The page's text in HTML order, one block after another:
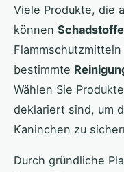
Viele Produkte, die
können Schadstoffe
bestimmte
Wählen Sie
deklariert sind, um
Kaninchen zu
Durch gründliche